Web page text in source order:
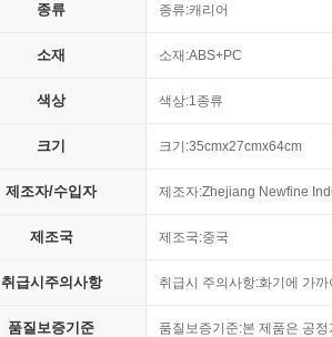
종류 종류:캐리어
소재 소재:ABS+PC
색상 색상:1종류
크기 크기:35cmx27cmx64cm
제조자/수입자 제조자:Zhejiang Newfine
제조국 제조국:중국
취급시주의사항 취급시 주의사항:화기에 가
품질보증기준 품질보증기준:본 제품은 공